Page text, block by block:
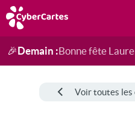
Anniversaire
Fête du jour
Amour
Amitié
Merci
Toutes les cartes
🎉Demain :Bonne fête
Voir toutes les